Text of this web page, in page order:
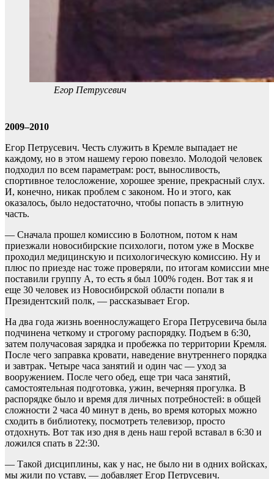
Егор Петрусевич
2009–2010
Егор Петрусевич. Честь служить в Кремле выпадает не
каждому, но в этом нашему герою повезло. Молодой человек
подходил по всем параметрам: рост, выносливость,
спортивное телосложение, хорошее зрение, прекрасный слух.
И, конечно, никак проблем с законом. Но и этого, как
оказалось, было недостаточно, чтобы попасть в элитную
часть.
— Сначала прошел комиссию в Болотном, потом к нам
приезжали новосибирские психологи, потом уже в Москве
проходил медицинскую и психологическую комиссию. Ну и
плюс по приезде нас тоже проверяли, по итогам комиссии мне
поставили группу А, то есть я был 100% годен. Вот так я и
еще 30 человек из Новосибирской области попали в
Президентский полк, — рассказывает Егор.
На два года жизнь военнослужащего Егора Петрусевича была
подчинена четкому и строгому распорядку. Подъем в 6:30,
затем получасовая зарядка и пробежка по территории Кремля.
После чего заправка кровати, наведение внутреннего порядка
и завтрак. Четыре часа занятий и один час — уход за
вооружением. После чего обед, еще три часа занятий,
самостоятельная подготовка, ужин, вечерняя прогулка. В
распорядке было и время для личных потребностей: в общей
сложности 2 часа 40 минут в день, во время которых можно
сходить в библиотеку, посмотреть телевизор, просто
отдохнуть. Вот так изо дня в день наш герой вставал в 6:30 и
ложился спать в 22:30.
— Такой дисциплины, как у нас, не было ни в одних войсках,
мы жили по уставу, — добавляет Егор Петрусевич.